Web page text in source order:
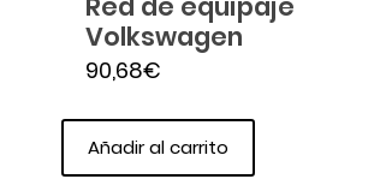
Volkswagen
90,68€
Añadir al carrito